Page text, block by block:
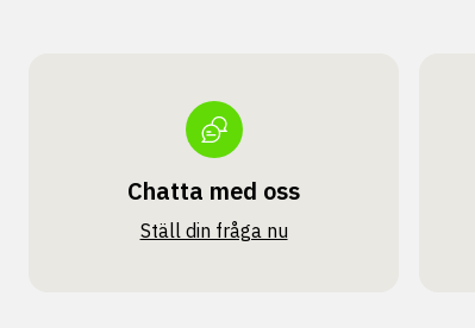
Chatta med oss
Ställ din fråga nu